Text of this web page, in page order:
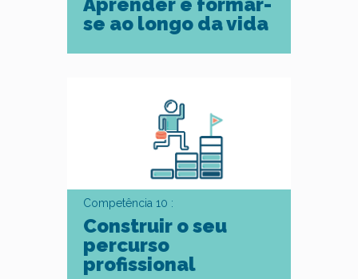
se ao longo da vida
Competência 10 :
Construir o seu
percurso
profissional